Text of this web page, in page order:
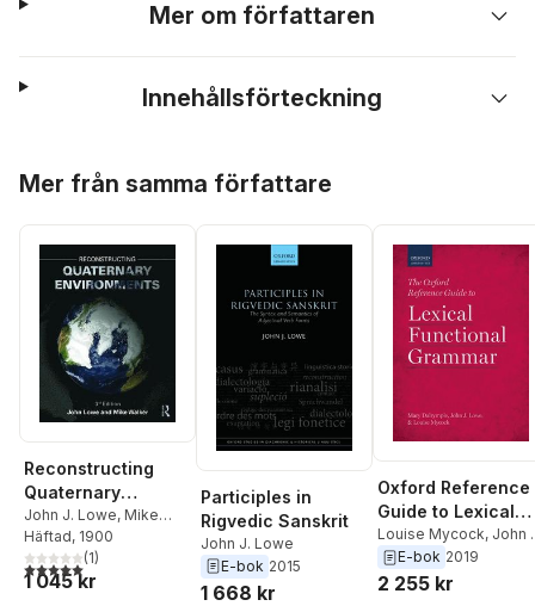
Mer om författaren
Innehållsförteckning
Mer från samma författare
Reconstructing
Quaternary
Environments
John J. Lowe, Mike
Walker
Häftad, 1900
5,0utav 5 stjärnor. Totalt antal röster:
(1)
1 045 kr
Participles in
Rigvedic Sanskrit
John J. Lowe
E-bok 2015
1 668 kr
Oxford Reference
Guide to Lexical
Functional
Grammar
Louise Mycock, John
Lowe,Mary Dalrymple
E-bok 2019
2 255 kr